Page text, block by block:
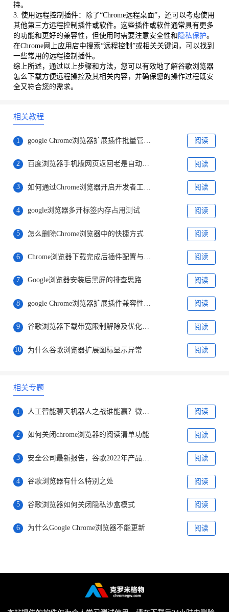
持。
3. 使用远程控制插件：除了“Chrome远程桌面”，还可以考虑使用
其他第三方远程控制插件或软件。这些插件或软件通常具有更多
的功能和更好的兼容性，但使用时需要注意安全性和 隐私保护。
在Chrome网上应用店中搜索“远程控制”或相关关键词，可以找到
一些常用的远程控制插件。
综上所述，通过以上步骤和方法，您可以有效地了解谷歌浏览器
怎么下载方便远程操控及其相关内容，并确保您的操作过程既安
全又符合您的需求。
相关教程
1 阅读
2 百度浏览器手机版网页返回老是自动刷新完美解决方法 阅读
3 阅读
4 google浏览器多开标签内存占用测试 阅读
5 怎么删除Chrome浏览器中的快捷方式 阅读
6 阅读
7 Google浏览器安装后黑屏的排查思路 阅读
8 阅读
9 谷歌浏览器下载带宽限制解除及优化指南 阅读
10 为什么谷歌浏览器扩展图标显示异常 阅读
相关专题
1 人工智能聊天机器人之战谁能赢？微软谷歌对决才刚刚开始 阅读
2 如何关闭chrome浏览器的阅读清单功能 阅读
3 阅读
4 谷歌浏览器有什么特别之处 阅读
5 谷歌浏览器如何关闭隐私沙盒模式 阅读
6 为什么Google Chrome浏览器不能更新 阅读